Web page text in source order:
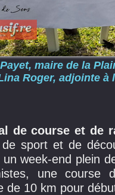
maire de la
Roger, adjointe
de course et de
sport et de
week-end plein
une course
de 10 km pour